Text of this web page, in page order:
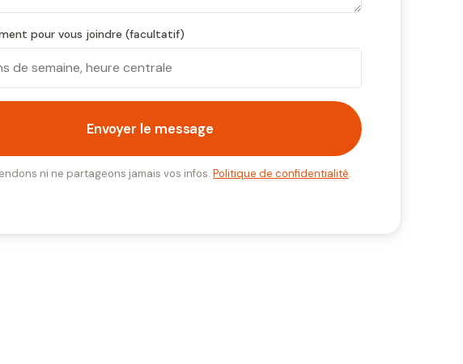
pour vous joindre (facultatif)
Envoyer le message
ni ne partageons jamais vos infos. Politique de confidentialité.